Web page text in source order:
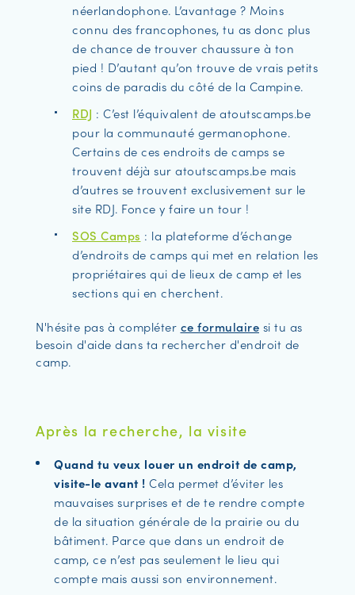
néerlandophone. L’avantage ? Moins
connu des francophones, tu as donc plus
de chance de trouver chaussure à ton
pied ! D’autant qu’on trouve de vrais petits
coins de paradis du côté de la Campine.
RDJ : C’est l’équivalent de atoutscamps.be
pour la communauté germanophone.
Certains de ces endroits de camps se
trouvent déjà sur atoutscamps.be mais
d’autres se trouvent exclusivement sur le
site RDJ. Fonce y faire un tour !
SOS Camps : la plateforme d’échange
d’endroits de camps qui met en relation les
propriétaires qui de lieux de camp et les
sections qui en cherchent.
N'hésite pas à compléter ce formulaire si tu as
besoin d'aide dans ta rechercher d'endroit de
camp.
Après la recherche, la visite
Quand tu veux louer un endroit de camp,
visite-le avant ! Cela permet d’éviter les
mauvaises surprises et de te rendre compte
de la situation générale de la prairie ou du
bâtiment. Parce que dans un endroit de
camp, ce n’est pas seulement le lieu qui
compte mais aussi son environnement.